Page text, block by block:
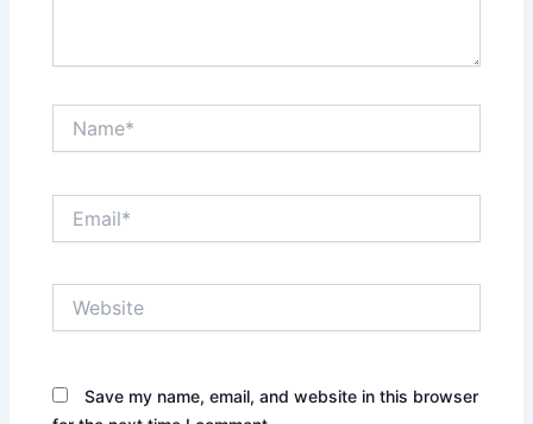
Save my name, email, and website in this browser